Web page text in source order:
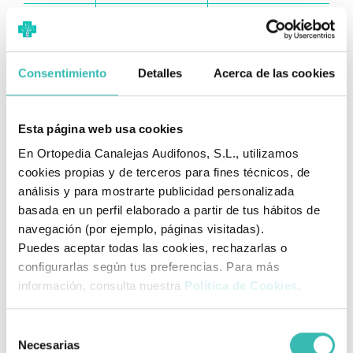
Consentimiento Detalles Acerca de las cookies
Esta página web usa cookies
En Ortopedia Canalejas Audifonos, S.L., utilizamos
cookies propias y de terceros para fines técnicos, de
análisis y para mostrarte publicidad personalizada
basada en un perfil elaborado a partir de tus hábitos de
navegación (por ejemplo, páginas visitadas).
Puedes aceptar todas las cookies, rechazarlas o
configurarlas según tus preferencias. Para más
información, consulta nuestra Política de Cookies .
Necesarias
36
37 23.8 23.75
38 24.5 24.15
41 26.3 25.85
42 27 26.3
¿Cómo saber mi talla (largo)
adecuada?
Opción 1